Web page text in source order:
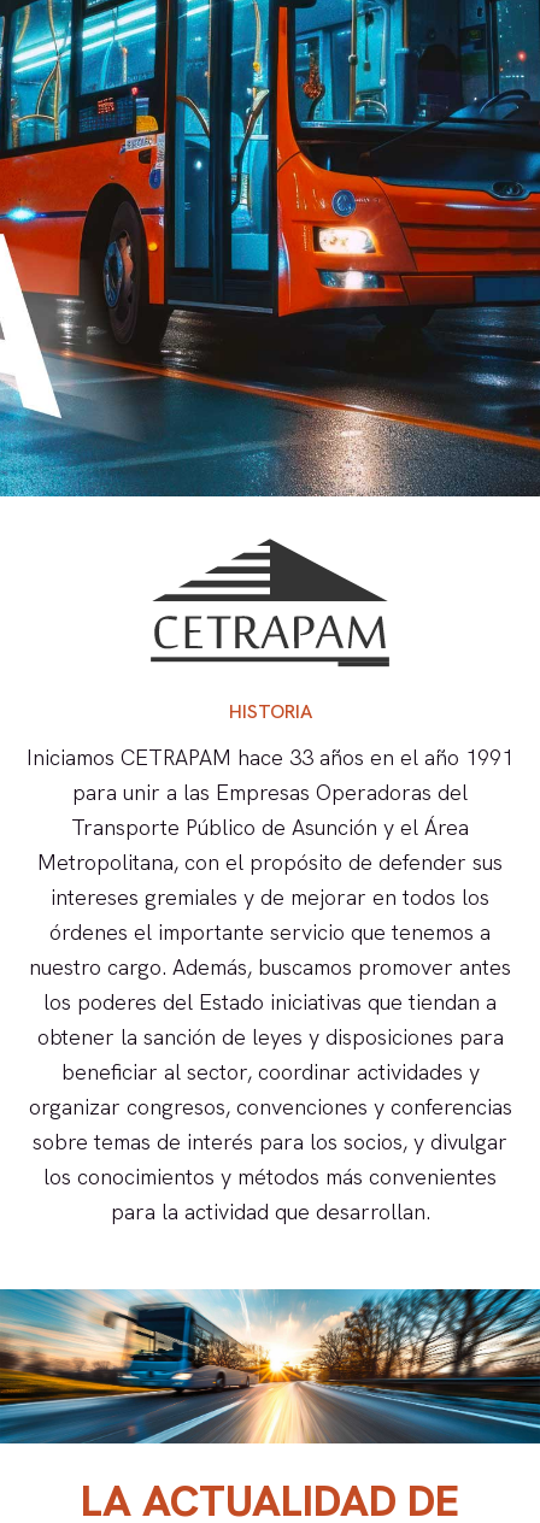
HISTORIA
Iniciamos CETRAPAM hace 33 años en el año 1991
para unir a las Empresas Operadoras del
Transporte Público de Asunción y el Área
Metropolitana, con el propósito de defender sus
intereses gremiales y de mejorar en todos los
órdenes el importante servicio que tenemos a
nuestro cargo. Además, buscamos promover antes
los poderes del Estado iniciativas que tiendan a
obtener la sanción de leyes y disposiciones para
beneficiar al sector, coordinar actividades y
organizar congresos, convenciones y conferencias
sobre temas de interés para los socios, y divulgar
los conocimientos y métodos más convenientes
para la actividad que desarrollan.
LA ACTUALIDAD DE